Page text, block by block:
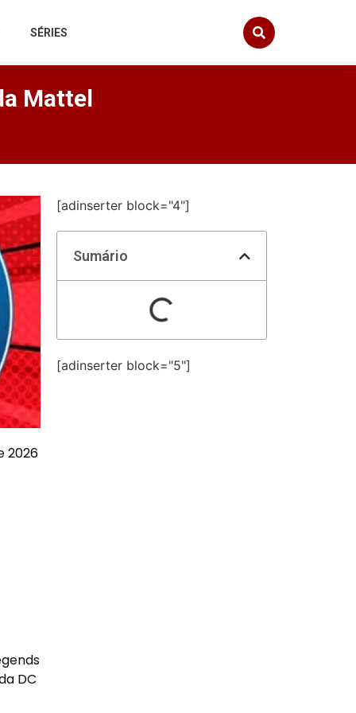
SÉRIES
Mattel
2026
DC
[adinserter block="4"]
Sumário
[adinserter block="5"]